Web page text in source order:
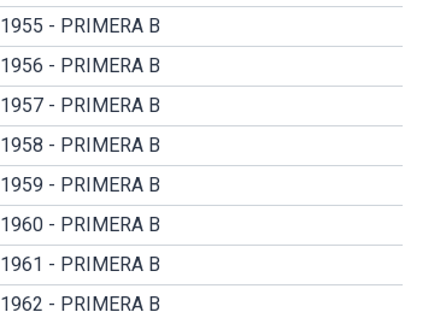
1955 - PRIMERA B
1956 - PRIMERA B
1957 - PRIMERA B
1958 - PRIMERA B
1959 - PRIMERA B
1960 - PRIMERA B
1961 - PRIMERA B
1962 - PRIMERA B